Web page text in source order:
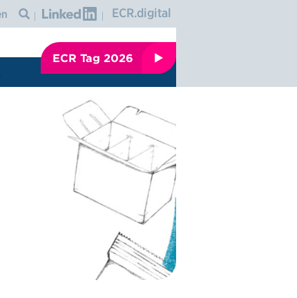
Icon: search
Graphic: linkedinECR.digital
ECR Tag 2026